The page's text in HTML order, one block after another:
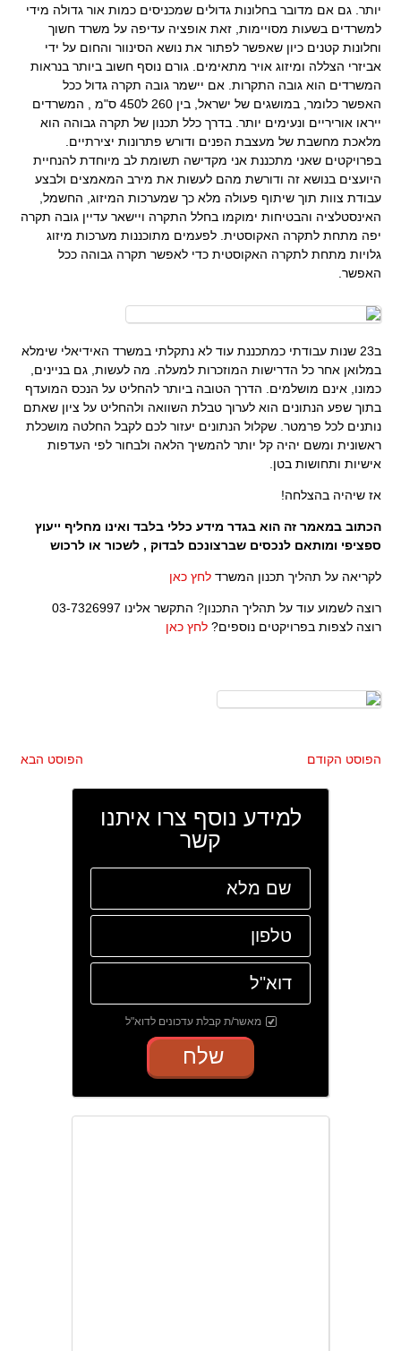
יותר. גם אם מדובר בחלונות גדולים שמכניסים כמות אור גדולה מידי
למשרדים בשעות מסויימות, זאת אופציה עדיפה על משרד חשוך
וחלונות קטנים כיון שאפשר לפתור את נושא הסינוור והחום על ידי
אביזרי הצללה ומיזוג אויר מתאימים. גורם נוסף חשוב ביותר בנראות
המשרדים הוא גובה התקרות. אם יישמר גובה תקרה גדול ככל
האפשר כלומר, במושגים של ישראל, בין 260 ל450 ס"מ , המשרדים
ייראו אוריריים ונעימים יותר. בדרך כלל תכנון של תקרה גבוהה הוא
מלאכת מחשבת של מעצבת הפנים ודורש פתרונות יצירתיים.
בפרויקטים שאני מתכננת אני מקדישה תשומת לב מיוחדת להנחיית
היועצים בנושא זה ודורשת מהם לעשות את מירב המאמצים ולבצע
עבודת צוות תוך שיתוף פעולה מלא כך שמערכות המיזוג, החשמל,
האינסטלציה והבטיחות ימוקמו בחלל התקרה ויישאר עדיין גובה תקרה
יפה מתחת לתקרה האקוסטית. לפעמים מתוכננות מערכות מיזוג
גלויות מתחת לתקרה האקוסטית כדי לאפשר תקרה גבוהה ככל
האפשר.
ב23 שנות עבודתי כמתכננת עוד לא נתקלתי במשרד האידיאלי שימלא
במלואן אחר כל הדרישות המוזכרות למעלה. מה לעשות, גם בניינים,
כמונו, אינם מושלמים. הדרך הטובה ביותר להחליט על הנכס המועדף
בתוך שפע הנתונים הוא לערוך טבלת השוואה ולהחליט על ציון שאתם
נותנים לכל פרמטר. שקלול הנתונים יעזור לכם לקבל החלטה מושכלת
ראשונית ומשם יהיה קל יותר להמשיך הלאה ולבחור לפי העדפות
אישיות ותחושות בטן.
אז שיהיה בהצלחה!
הכתוב במאמר זה הוא בגדר מידע כללי בלבד ואינו מחליף ייעוץ
ספציפי ומותאם לנכסים שברצונכם לבדוק , לשכור או לרכוש
לקריאה על תהליך תכנון המשרדלחץ כאן
רוצה לשמוע עוד על תהליך התכנון? התקשר אלינו 03-7326997
רוצה לצפות בפרויקטים נוספים?לחץ כאן
הפוסט הקודם הפוסט הבא
למידע נוסף צרו איתנו
קשר
מאשר/ת קבלת עדכונים לדוא"ל
שלח